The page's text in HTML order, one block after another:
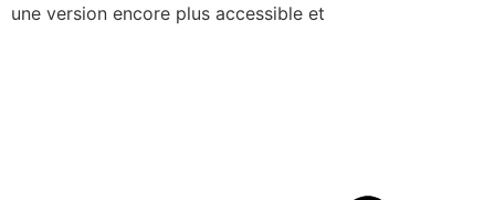
une version encore plus accessible et